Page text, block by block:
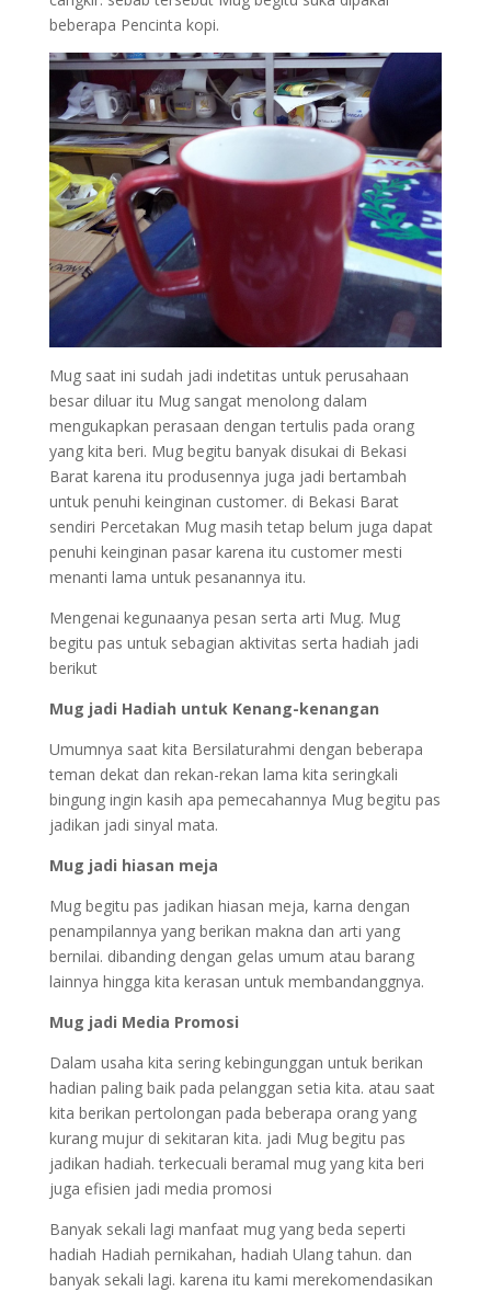
beberapa Pencinta kopi.
Mug saat ini sudah jadi indetitas untuk perusahaan
besar diluar itu Mug sangat menolong dalam
mengukapkan perasaan dengan tertulis pada orang
yang kita beri. Mug begitu banyak disukai di Bekasi
Barat karena itu produsennya juga jadi bertambah
untuk penuhi keinginan customer. di Bekasi Barat
sendiri Percetakan Mug masih tetap belum juga dapat
penuhi keinginan pasar karena itu customer mesti
menanti lama untuk pesanannya itu.
Mengenai kegunaanya pesan serta arti Mug. Mug
begitu pas untuk sebagian aktivitas serta hadiah jadi
berikut
Mug jadi Hadiah untuk Kenang-kenangan
Umumnya saat kita Bersilaturahmi dengan beberapa
teman dekat dan rekan-rekan lama kita seringkali
bingung ingin kasih apa pemecahannya Mug begitu pas
jadikan jadi sinyal mata.
Mug jadi hiasan meja
Mug begitu pas jadikan hiasan meja, karna dengan
penampilannya yang berikan makna dan arti yang
bernilai. dibanding dengan gelas umum atau barang
lainnya hingga kita kerasan untuk membandanggnya.
Mug jadi Media Promosi
Dalam usaha kita sering kebingunggan untuk berikan
hadian paling baik pada pelanggan setia kita. atau saat
kita berikan pertolongan pada beberapa orang yang
kurang mujur di sekitaran kita. jadi Mug begitu pas
jadikan hadiah. terkecuali beramal mug yang kita beri
juga efisien jadi media promosi
Banyak sekali lagi manfaat mug yang beda seperti
hadiah Hadiah pernikahan, hadiah Ulang tahun. dan
banyak sekali lagi. karena itu kami merekomendasikan